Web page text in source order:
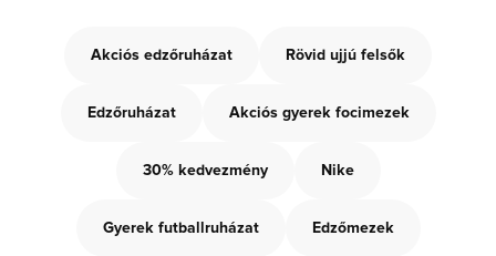
Akciós edzőruházat Rövid ujjú felsők
Edzőruházat Akciós gyerek focimezek
30% kedvezmény Nike
Gyerek futballruházat Edzőmezek